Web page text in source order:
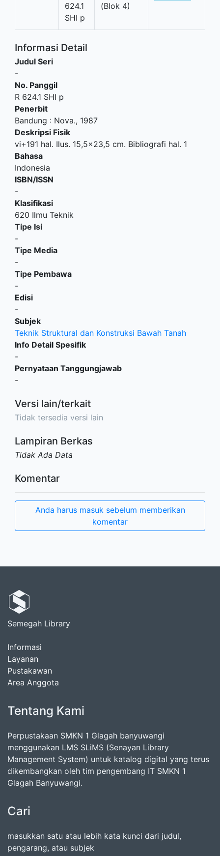
624.1
SHI p
(Blok 4)
Informasi Detail
Judul Seri
-
No. Panggil
R 624.1 SHI p
Penerbit
Bandung : Nova., 1987
Deskripsi Fisik
vi+191 hal. Ilus. 15,5x23,5 cm. Bibliografi hal. 1
Bahasa
Indonesia
ISBN/ISSN
-
Klasifikasi
620 Ilmu Teknik
Tipe Isi
-
Tipe Media
-
Tipe Pembawa
-
Edisi
-
Subjek
Teknik Struktural dan Konstruksi Bawah Tanah
Info Detail Spesifik
-
Pernyataan Tanggungjawab
-
Versi lain/terkait
Tidak tersedia versi lain
Lampiran Berkas
Tidak Ada Data
Komentar
Anda harus masuk sebelum memberikan
komentar
Semegah Library
Informasi
Layanan
Pustakawan
Area Anggota
Tentang Kami
Perpustakaan SMKN 1 Glagah banyuwangi
menggunakan LMS SLiMS (Senayan Library
Management System) untuk katalog digital yang terus
dikembangkan oleh tim pengembang IT SMKN 1
Glagah Banyuwangi.
Cari
masukkan satu atau lebih kata kunci dari judul,
pengarang, atau subjek